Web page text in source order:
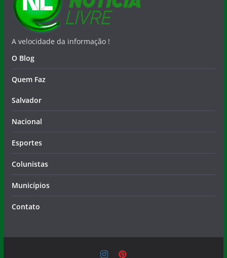
A velocidade da informação !
O Blog
Quem Faz
Salvador
Nacional
Esportes
Colunistas
Municípios
Contato